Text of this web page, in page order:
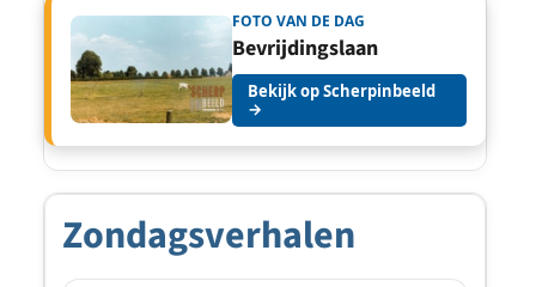
FOTO VAN DE DAG
Bevrijdingslaan
Bekijk op Scherpinbeeld
→
Zondagsverhalen